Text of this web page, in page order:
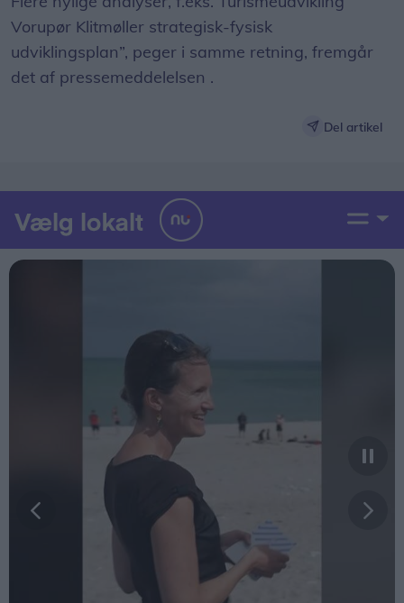
Vorupør Klitmøller strategisk-fysisk
udviklingsplan”, peger i samme retning, fremgår
det af pressemeddelelsen .
Del artikel